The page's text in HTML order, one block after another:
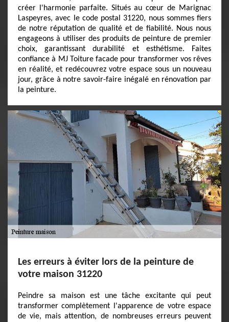
créer l'harmonie parfaite. Situés au cœur de Marignac
Laspeyres, avec le code postal 31220, nous sommes fiers
de notre réputation de qualité et de fiabilité. Nous nous
engageons à utiliser des produits de peinture de premier
choix, garantissant durabilité et esthétisme. Faites
confiance à MJ Toiture facade pour transformer vos rêves
en réalité, et redécouvrez votre espace sous un nouveau
jour, grâce à notre savoir-faire inégalé en rénovation par
la peinture.
Les erreurs à éviter lors de la peinture de
votre maison 31220
Peindre sa maison est une tâche excitante qui peut
transformer complètement l'apparence de votre espace
de vie, mais attention, de nombreuses erreurs peuvent